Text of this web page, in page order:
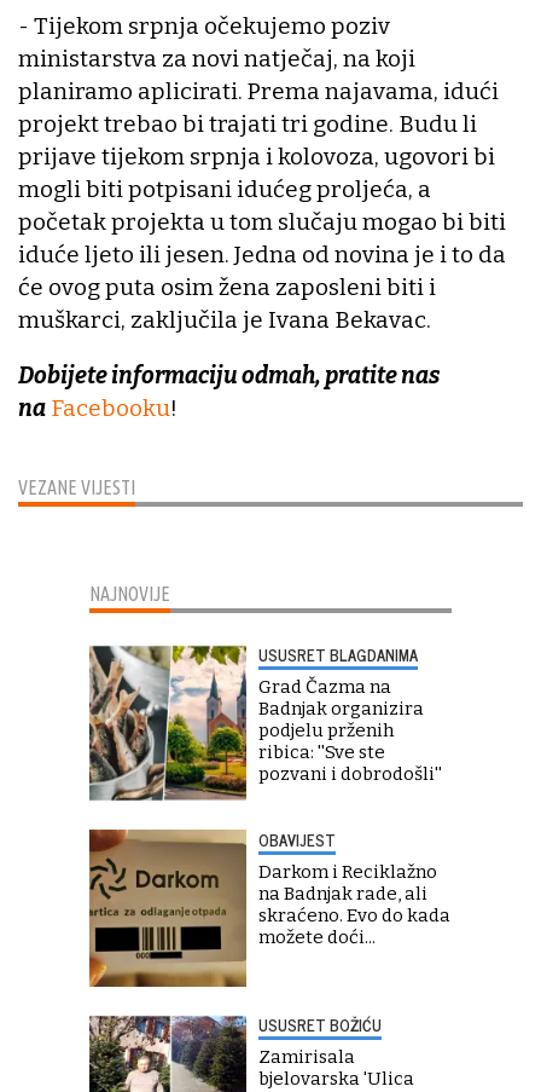
VEZANE VIJESTI
- Tijekom srpnja očekujemo poziv
ministarstva za novi natječaj, na koji
planiramo aplicirati. Prema najavama, idući
projekt trebao bi trajati tri godine. Budu li
prijave tijekom srpnja i kolovoza, ugovori bi
mogli biti potpisani idućeg proljeća, a
početak projekta u tom slučaju mogao bi biti
iduće ljeto ili jesen. Jedna od novina je i to da
će ovog puta osim žena zaposleni biti i
muškarci, zaključila je Ivana Bekavac.
Dobijete informaciju odmah, pratite nas
na Facebooku!
NAJNOVIJE
USUSRET BLAGDANIMA
Grad Čazma na
Badnjak organizira
podjelu prženih
ribica: ''Sve ste
pozvani i dobrodošli''
OBAVIJEST
Darkom i Reciklažno
na Badnjak rade, ali
skraćeno. Evo do kada
možete doći...
USUSRET BOŽIĆU
Zamirisala
bjelovarska 'Ulica